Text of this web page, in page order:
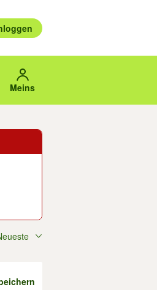
auswählen.
mit den Pfeiltasten nach oben/
Meins